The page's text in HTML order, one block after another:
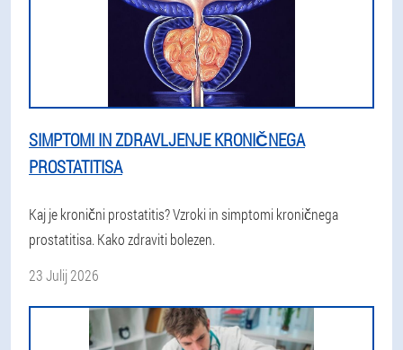
SIMPTOMI IN ZDRAVLJENJE KRONIČNEGA
PROSTATITISA
Kaj je kronični prostatitis? Vzroki in simptomi kroničnega
prostatitisa. Kako zdraviti bolezen.
23 Julij 2026